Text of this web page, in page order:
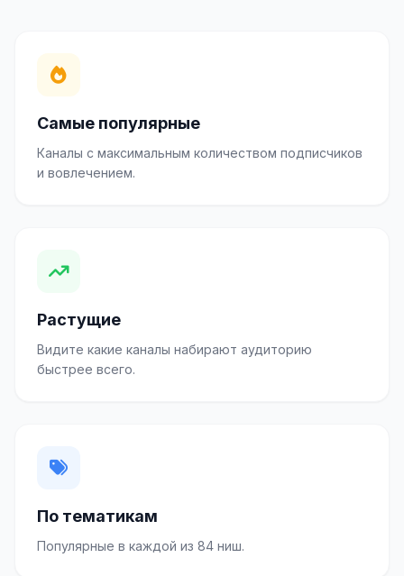
Самые популярные
Каналы с максимальным количеством подписчиков
и вовлечением.
Растущие
Видите какие каналы набирают аудиторию
быстрее всего.
По тематикам
Популярные в каждой из 84 ниш.